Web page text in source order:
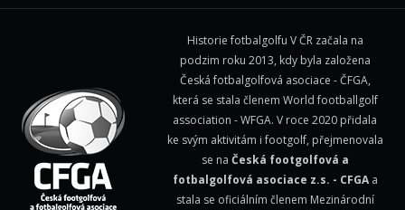
Historie fotbalgolfu V ČR začala na
podzim roku 2013, kdy byla založena
Česká fotbalgolfová asociace - ČFGA,
která se stala členem World footballgolf
association - WFGA. V roce 2020 přidala
ke svým aktivitám i footgolf, přejmenovala
se na Česká footgolfová a
fotbalgolfová asociace z.s. - CFGAa
stala se oficiálním členem Mezinárodní